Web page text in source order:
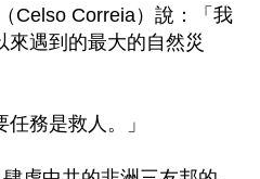
Celso Correia）說：「我
遇到的最大的自然災
務是救人。」